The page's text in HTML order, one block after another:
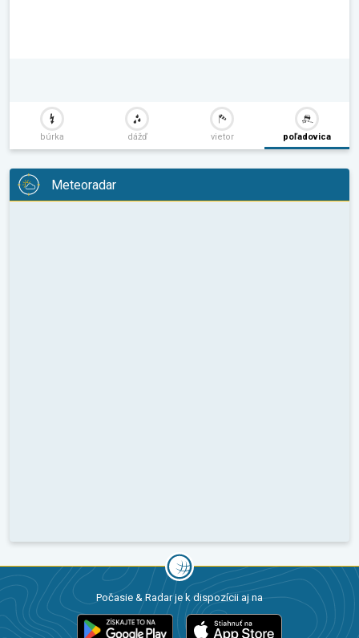
búrka dážď vietor poľadovica
Meteoradar
Počasie & Radar je k dispozícii aj na